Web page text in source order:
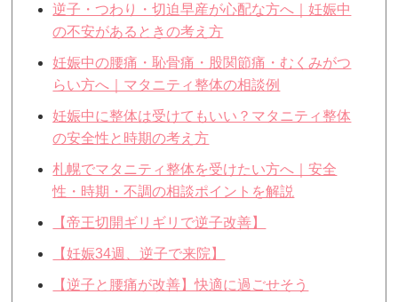
逆子・つわり・切迫早産が心配な方へ｜妊娠中
の不安があるときの考え方
妊娠中の腰痛・恥骨痛・股関節痛・むくみがつ
らい方へ｜マタニティ整体の相談例
妊娠中に整体は受けてもいい？マタニティ整体
の安全性と時期の考え方
札幌でマタニティ整体を受けたい方へ｜安全
性・時期・不調の相談ポイントを解説
【帝王切開ギリギリで逆子改善】
【妊娠34週、逆子で来院】
【逆子と腰痛が改善】快適に過ごせそう